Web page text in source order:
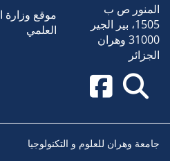
المنور ص ب
1505، بير الجير
31000 وهران
الجزائر
موقع وزارة
العلمي
جامعة وهران للعلوم و التكنولوجيا